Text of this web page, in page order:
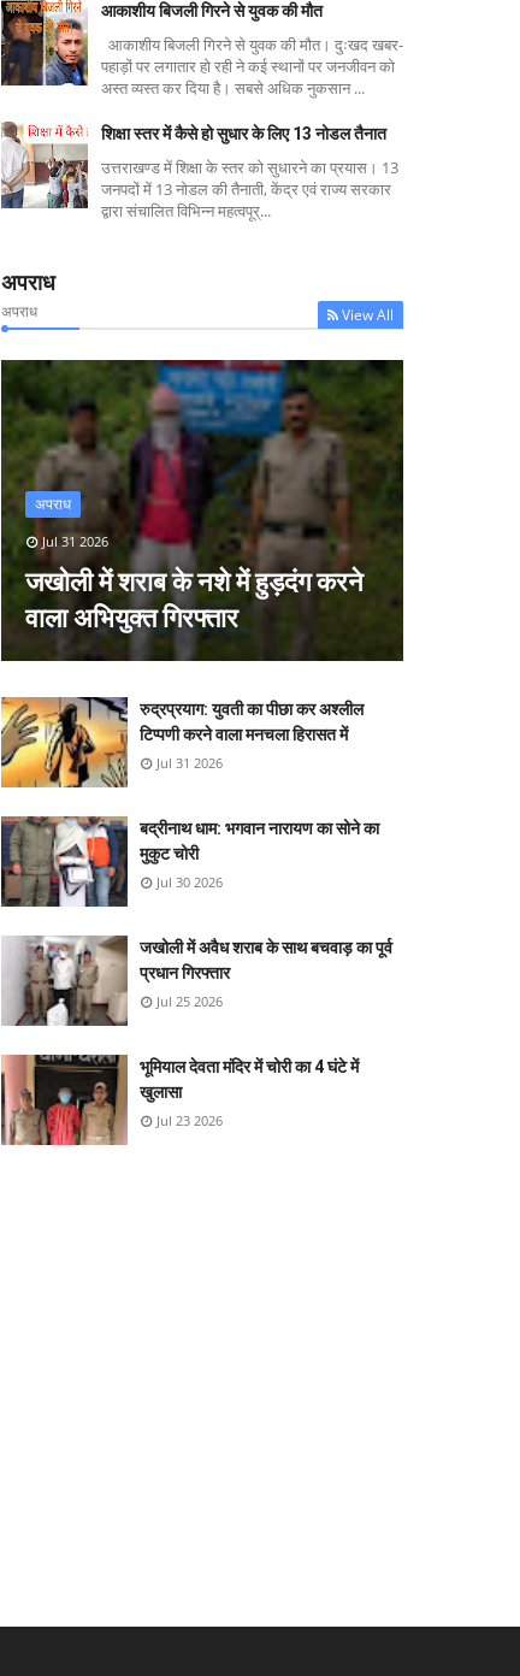
आकाशीय बिजली गिरने से युवक की मौत
आकाशीय बिजली गिरने से युवक की मौत। दुःखद खबर-
पहाड़ों पर लगातार हो रही ने कई स्थानों पर जनजीवन को
अस्त व्यस्त कर दिया है। सबसे अधिक नुकसान ...
शिक्षा स्तर में कैसे हो सुधार के लिए 13 नोडल तैनात
उत्तराखण्ड में शिक्षा के स्तर को सुधारने का प्रयास। 13
जनपदों में 13 नोडल की तैनाती, केंद्र एवं राज्य सरकार
द्वारा संचालित विभिन्न महत्वपूर्...
अपराध
अपराध View All
अपराध
Jul 31 2026
जखोली में शराब के नशे में हुड़दंग करने
वाला अभियुक्त गिरफ्तार
रुद्रप्रयाग: युवती का पीछा कर अश्लील
टिप्पणी करने वाला मनचला हिरासत में
Jul 31 2026
बद्रीनाथ धाम: भगवान नारायण का सोने का
मुकुट चोरी
Jul 30 2026
जखोली में अवैध शराब के साथ बचवाड़ का पूर्व
प्रधान गिरफ्तार
Jul 25 2026
भूमियाल देवता मंदिर में चोरी का 4 घंटे में
खुलासा
Jul 23 2026